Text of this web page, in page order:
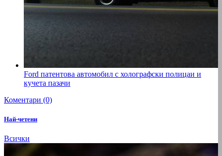
Ford патентова автомобил с холографски полицаи и
кучета пазачи
Коментари (0)
Най-четени
Всички